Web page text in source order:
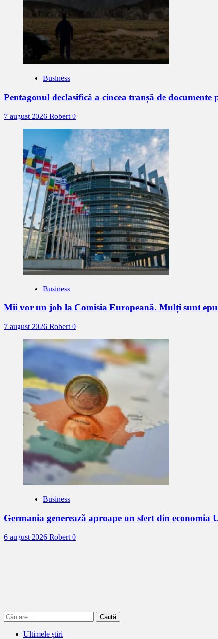
Business
Pentagonul declasifică a cincea tranșă de
7 august 2026 Robert 0
Business
Mii vor un job la Comisia Europeană. Mulți sunt
7 august 2026 Robert 0
Business
Germania generează aproape un sfert din
6 august 2026 Robert 0
Caută
după:
Ultimele știri